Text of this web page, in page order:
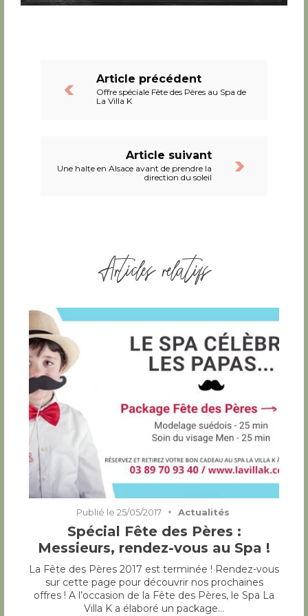
Article précédent
Offre spéciale Fête des Pères au Spa de
La Villa K
Article suivant
Une halte en Alsace avant de prendre la
direction du soleil
Articles relatifs
Publié le 25/05/2017 Actualités
Spécial Fête des Pères :
Messieurs, rendez-vous au Spa !
La Fête des Pères 2017 est terminée ! Rendez-vous
sur cette page pour découvrir nos prochaines
offres ! A l’occasion de la Fête des Pères, le Spa La
Villa K a élaboré un package…